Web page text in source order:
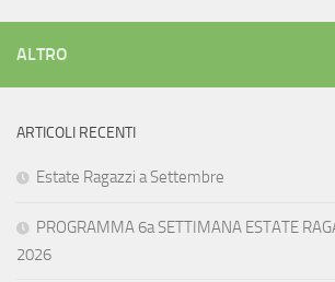
ALTRO
ARTICOLI RECENTI
Estate Ragazzi a Settembre
PROGRAMMA 6a SETTIMANA ESTATE
2026